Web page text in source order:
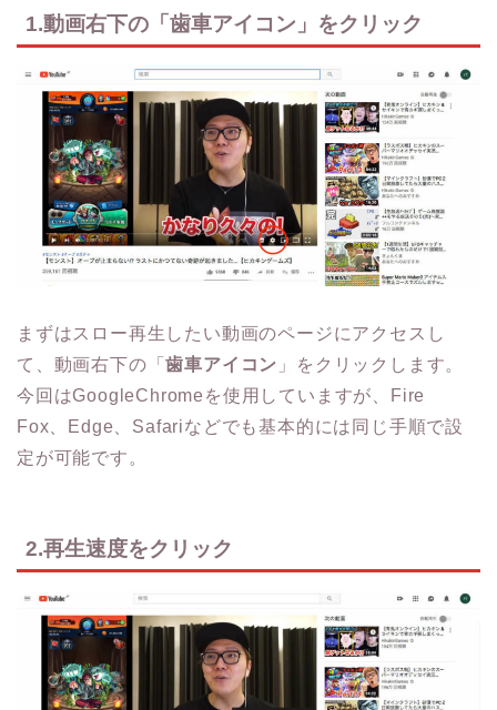
1.動画右下の「歯車アイコン」をクリック
まずはスロー再生したい動画のページにアクセスし
て、動画右下の「歯車アイコン 」をクリックします。
今回はGoogleChromeを使用していますが、Fire
Fox、Edge、Safariなどでも基本的には同じ手順で設
定が可能です。
2.再生速度をクリック